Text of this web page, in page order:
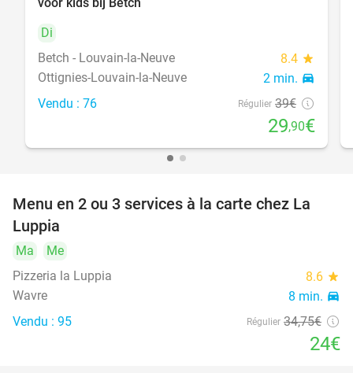
Di
Betch - Louvain-la-Neuve
8.4 star
Ottignies-Louvain-la-Neuve 2 min. directions_car
Vendu : 76 Régulier 39€
29,90€
31%
Menu en 2 ou 3 services à la carte chez La
Luppia
Ma
Me
Pizzeria la Luppia
8.6 star
Wavre 8 min. directions_car
Vendu : 95 Régulier 34,75€
24€